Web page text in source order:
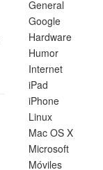
General
Google
Hardware
Humor
Internet
iPad
iPhone
Linux
Mac OS X
Microsoft
Móviles